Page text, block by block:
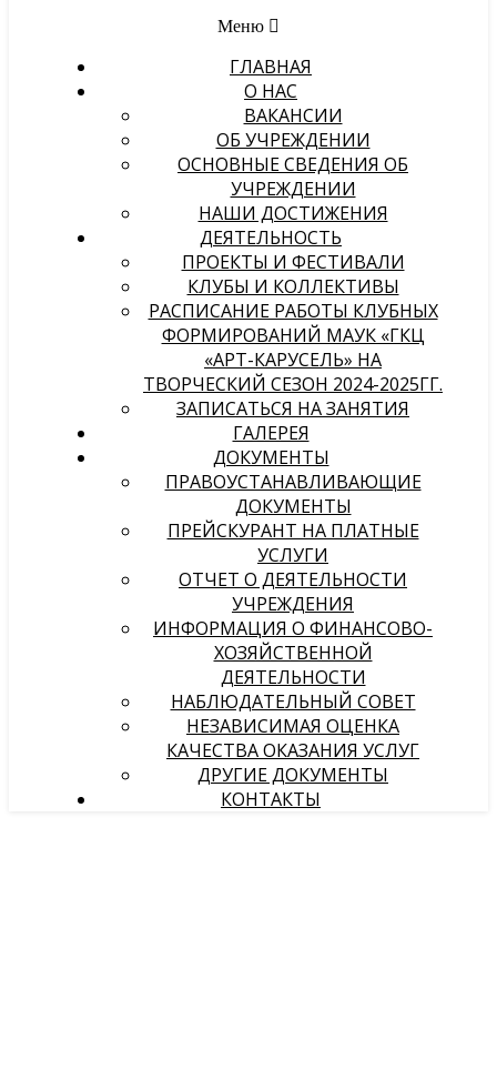
Меню
ГЛАВНАЯ
О НАС
ВАКАНСИИ
ОБ УЧРЕЖДЕНИИ
ОСНОВНЫЕ СВЕДЕНИЯ ОБ
УЧРЕЖДЕНИИ
НАШИ ДОСТИЖЕНИЯ
ДЕЯТЕЛЬНОСТЬ
ПРОЕКТЫ И ФЕСТИВАЛИ
КЛУБЫ И КОЛЛЕКТИВЫ
РАСПИСАНИЕ РАБОТЫ КЛУБНЫХ
ФОРМИРОВАНИЙ МАУК «ГКЦ
«АРТ-КАРУСЕЛЬ» НА
ТВОРЧЕСКИЙ СЕЗОН 2024-2025ГГ.
ЗАПИСАТЬСЯ НА ЗАНЯТИЯ
ГАЛЕРЕЯ
ДОКУМЕНТЫ
ПРАВОУСТАНАВЛИВАЮЩИЕ
ДОКУМЕНТЫ
ПРЕЙСКУРАНТ НА ПЛАТНЫЕ
УСЛУГИ
ОТЧЕТ О ДЕЯТЕЛЬНОСТИ
УЧРЕЖДЕНИЯ
ИНФОРМАЦИЯ О ФИНАНСОВО-
ХОЗЯЙСТВЕННОЙ
ДЕЯТЕЛЬНОСТИ
НАБЛЮДАТЕЛЬНЫЙ СОВЕТ
НЕЗАВИСИМАЯ ОЦЕНКА
КАЧЕСТВА ОКАЗАНИЯ УСЛУГ
ДРУГИЕ ДОКУМЕНТЫ
КОНТАКТЫ